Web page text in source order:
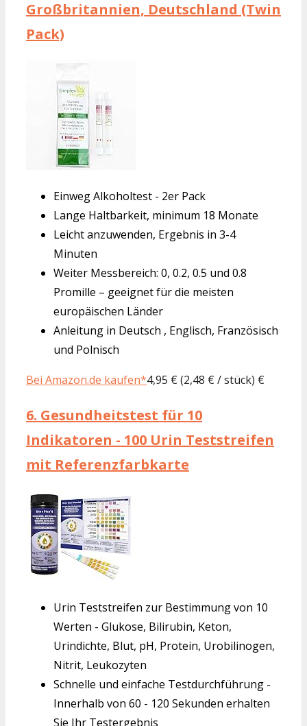
Großbritannien, Deutschland (Twin
Pack)
Einweg Alkoholtest - 2er Pack
Lange Haltbarkeit, minimum 18 Monate
Leicht anzuwenden, Ergebnis in 3-4
Minuten
Weiter Messbereich: 0, 0.2, 0.5 und 0.8
Promille – geeignet für die meisten
europäischen Länder
Anleitung in Deutsch , Englisch, Französisch
und Polnisch
Bei Amazon.de kaufen*4,95 € (2,48 € / stück) €
6. Gesundheitstest für 10
Indikatoren - 100 Urin Teststreifen
mit Referenzfarbkarte
Urin Teststreifen zur Bestimmung von 10
Werten - Glukose, Bilirubin, Keton,
Urindichte, Blut, pH, Protein, Urobilinogen,
Nitrit, Leukozyten
Schnelle und einfache Testdurchführung -
Innerhalb von 60 - 120 Sekunden erhalten
Sie Ihr Testergebnis